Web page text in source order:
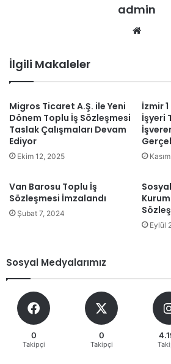
admin
İlgili Makaleler
Migros Ticaret A.Ş. ile Yeni
Dönem Toplu İş Sözleşmesi
Taslak Çalışmaları Devam
Ediyor
Ekim 12, 2025
İzmir
İşyeri
Van Barosu Toplu İş
Sözleşmesi İmzalandı
Şubat 7, 2024
Eylül
Sosyal Medyalarımız
0
Takipçi
0
Takipçi